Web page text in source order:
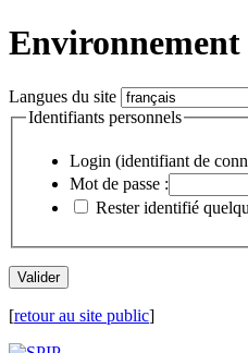
Langues du site
Identifiants personnels
Login (identifiant de
Mot de passe :
Rester identifié
[retour au site public]